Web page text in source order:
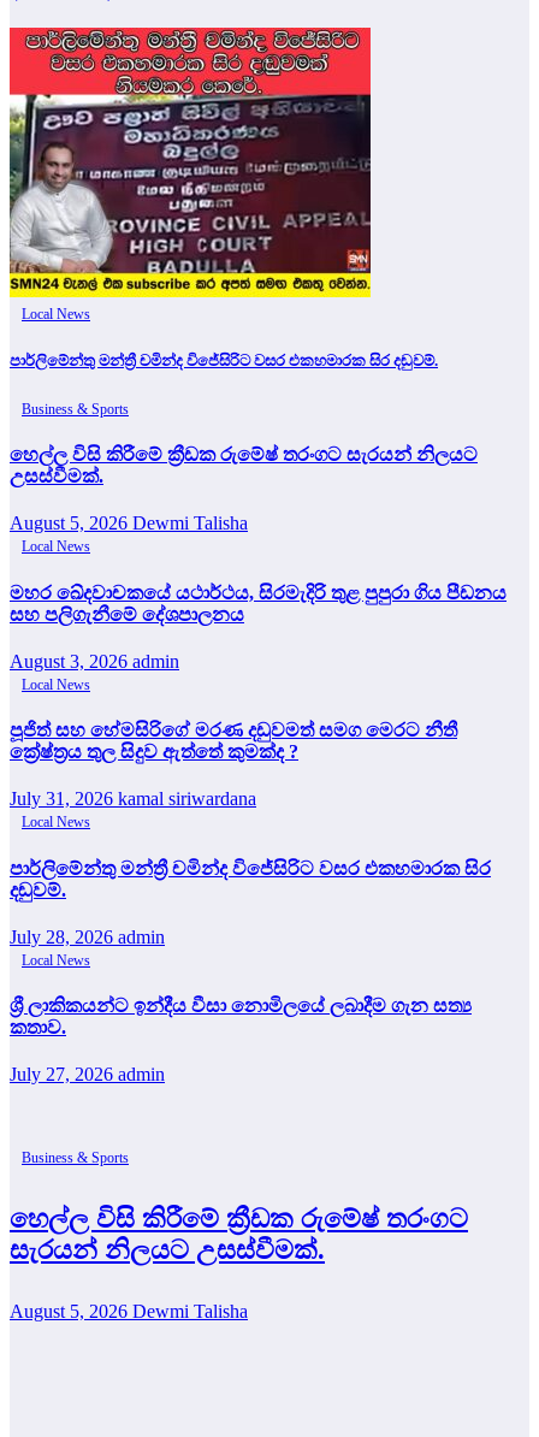
Local News
පාර්ලිමේන්තු මන්ත්‍රී චමින්ද විජේසිරිට වසර එකහමාරක සිර දඬුවම්.
Business & Sports
හෙල්ල විසි කිරීමේ ක්‍රීඩක රුමේෂ් තරංගට සැරයන් නිලයට
උසස්වීමක්.
August 5, 2026 Dewmi Talisha
Local News
මහර ඛේදවාචකයේ යථාර්ථය, සිරමැදිරි තුළ පුපුරා ගිය පීඩනය
සහ පලිගැනීමේ දේශපාලනය
August 3, 2026 admin
Local News
පූජිත් සහ හේමසිරිගේ මරණ දඩුවමත් සමග මෙරට නීතී
ක්‍රේෂ්ත්‍රය තුල සිදුව ඇත්තේ කුමක්ද ?
July 31, 2026 kamal siriwardana
Local News
පාර්ලිමේන්තු මන්ත්‍රී චමින්ද විජේසිරිට වසර එකහමාරක සිර
දඬුවම්.
July 28, 2026 admin
Local News
ශ්‍රී ලාකිකයන්ට ඉන්දීය වීසා නොමිලයේ ලබාදීම ගැන සත්‍ය
කතාව.
July 27, 2026 admin
Business & Sports
හෙල්ල විසි කිරීමේ ක්‍රීඩක රුමේෂ් තරංගට
සැරයන් නිලයට උසස්වීමක්.
August 5, 2026 Dewmi Talisha